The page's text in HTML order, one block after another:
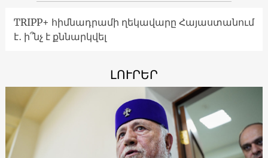
TRIPP+ հիմնադրամի ղեկավարը Հայաստանում
է․ ի՞նչ է քննարկվել
ԼՈՒՐԵՐ